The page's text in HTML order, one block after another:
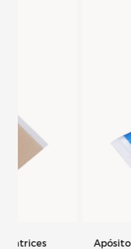
Apósito tubular de